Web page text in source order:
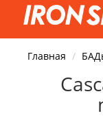
Главная